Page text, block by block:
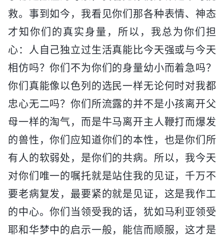
救。事到如今，我看见你们那各种表情、神态
才知你们的真实身量，所以，我总为你们担
心：人自己独立过生活真能比今天强或与今天
相仿吗？你们不为你们的身量幼小而着急吗？
你们真能像以色列的选民一样无论何时对我都
忠心无二吗？你们所流露的并不是小孩离开父
母一样的淘气，而是牛马离开主人鞭打而爆发
的兽性，你们应知道你们的本性，也是你们所
有人的软弱处，是你们的共病。所以，我今天
对你们唯一的嘱托就是站住我的见证，千万不
要老病复发，最要紧的就是见证，这是我作工
的中心。你们当领受我的话，犹如马利亚领受
耶和华梦中的启示一般，能信而顺服，这才是